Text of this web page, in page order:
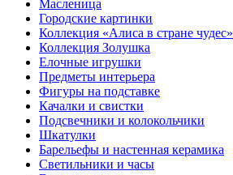
Масленица
Городские картинки
Коллекция «Алиса в стране чудес»
Коллекция Золушка
Елочные игрушки
Предметы интерьера
Фигуры на подставке
Качалки и свистки
Подсвечники и колокольчики
Шкатулки
Барельефы и настенная керамика
Светильники и часы